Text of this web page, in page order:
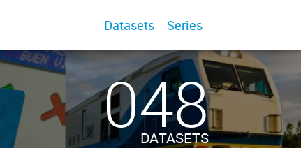
Datasets Series
048
DATASETS